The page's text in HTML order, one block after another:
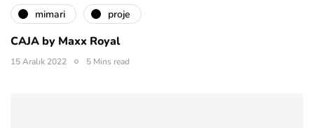
mimari proje
CAJA by Maxx Royal
15 Aralık 2022 5 Mins read